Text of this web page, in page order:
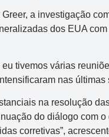
a investigação
dos EUA
tivemos várias
nas últimas
na resolução
do diálogo com
corretivas”,
02 16
Data:
R$